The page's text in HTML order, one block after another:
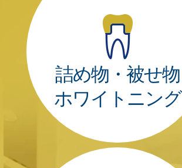
詰め物・被せ物
ホワイトニング